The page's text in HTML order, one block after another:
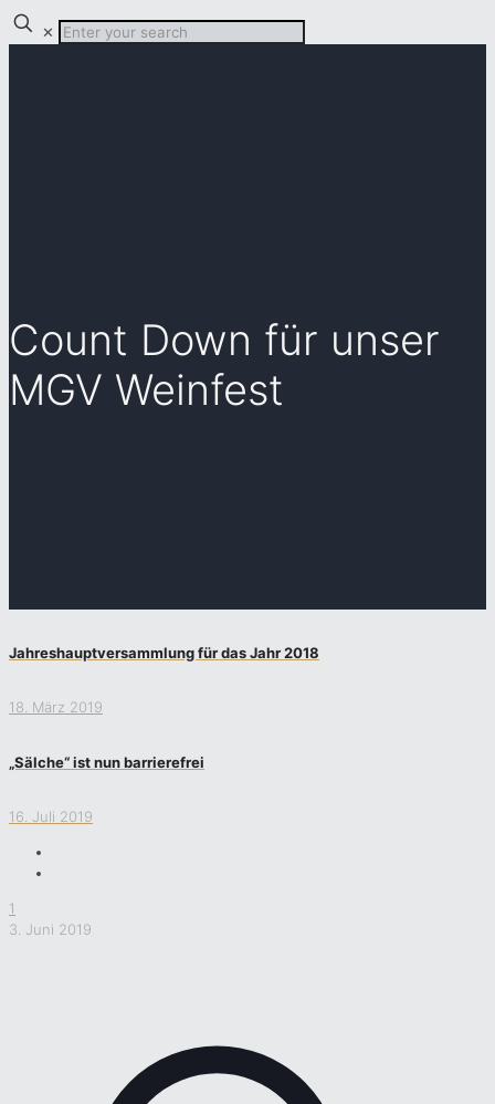
✕
Count Down für unser
MGV Weinfest
Jahreshauptversammlung für das Jahr 2018
18. März 2019
„Sälche“ ist nun barrierefrei
16. Juli 2019
1
3. Juni 2019